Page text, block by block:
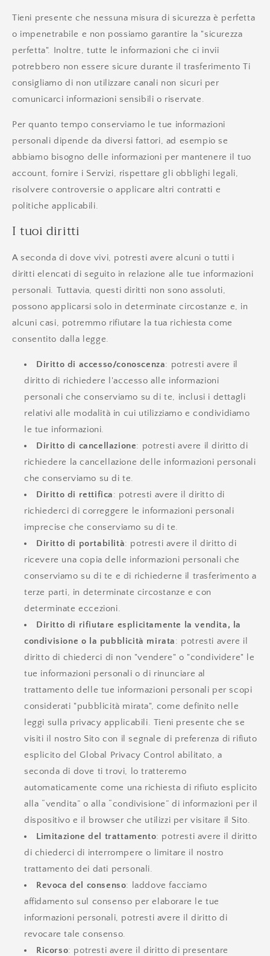
Tieni presente che nessuna misura di sicurezza è perfetta
o impenetrabile e non possiamo garantire la "sicurezza
perfetta". Inoltre, tutte le informazioni che ci invii
potrebbero non essere sicure durante il trasferimento Ti
consigliamo di non utilizzare canali non sicuri per
comunicarci informazioni sensibili o riservate.
Per quanto tempo conserviamo le tue informazioni
personali dipende da diversi fattori, ad esempio se
abbiamo bisogno delle informazioni per mantenere il tuo
account, fornire i Servizi, rispettare gli obblighi legali,
risolvere controversie o applicare altri contratti e
politiche applicabili.
I tuoi diritti
A seconda di dove vivi, potresti avere alcuni o tutti i
diritti elencati di seguito in relazione alle tue informazioni
personali. Tuttavia, questi diritti non sono assoluti,
possono applicarsi solo in determinate circostanze e, in
alcuni casi, potremmo rifiutare la tua richiesta come
consentito dalla legge.
Diritto di accesso/conoscenza: potresti avere il
diritto di richiedere l'accesso alle informazioni
personali che conserviamo su di te, inclusi i dettagli
relativi alle modalità in cui utilizziamo e condividiamo
le tue informazioni.
Diritto di cancellazione: potresti avere il diritto di
richiedere la cancellazione delle informazioni personali
che conserviamo su di te.
Diritto di rettifica: potresti avere il diritto di
richiederci di correggere le informazioni personali
imprecise che conserviamo su di te.
Diritto di portabilità: potresti avere il diritto di
ricevere una copia delle informazioni personali che
conserviamo su di te e di richiederne il trasferimento a
terze parti, in determinate circostanze e con
determinate eccezioni.
Diritto di rifiutare esplicitamente la vendita, la
condivisione o la pubblicità mirata: potresti avere il
diritto di chiederci di non "vendere" o "condividere" le
tue informazioni personali o di rinunciare al
trattamento delle tue informazioni personali per scopi
considerati "pubblicità mirata", come definito nelle
leggi sulla privacy applicabili. Tieni presente che se
visiti il nostro Sito con il segnale di preferenza di rifiuto
esplicito del Global Privacy Control abilitato, a
seconda di dove ti trovi, lo tratteremo
automaticamente come una richiesta di rifiuto esplicito
alla “vendita” o alla “condivisione” di informazioni per il
dispositivo e il browser che utilizzi per visitare il Sito.
Limitazione del trattamento: potresti avere il diritto
di chiederci di interrompere o limitare il nostro
trattamento dei dati personali.
Revoca del consenso: laddove facciamo
affidamento sul consenso per elaborare le tue
informazioni personali, potresti avere il diritto di
revocare tale consenso.
Ricorso: potresti avere il diritto di presentare